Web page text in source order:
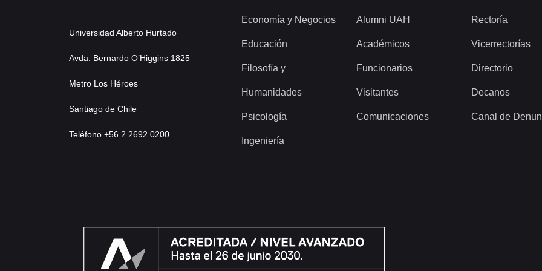
Universidad Alberto Hurtado
Avda. Bernardo O’Higgins 1825
Metro Los Héroes
Santiago de Chile
Teléfono +56 2 2692 0200
Economía y Negocios
Educación
Filosofía y
Humanidades
Psicología
Ingeniería
Alumni UAH
Académicos
Funcionarios
Visitantes
Comunicaciones
Rectoría
Vicerrectorías
Directorio
Decanos
Canal de